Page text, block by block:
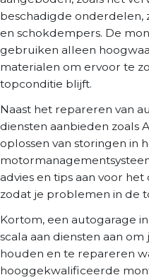
beschadigde onderdelen,
en schokdempers. De
gebruiken alleen
materialen om ervoor te
topconditie blijft.
Naast het repareren van
diensten aanbieden zoals
oplossen van storingen in
advies en tips aan voor
zodat je problemen in de
Kortom, een autogarage
scala aan diensten aan
houden en te repareren
hooggekwalificeerde